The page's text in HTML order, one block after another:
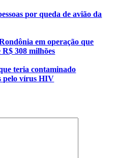
por queda de avião da
em operação que
R$ 308 milhões
teria contaminado
pelo vírus HIV